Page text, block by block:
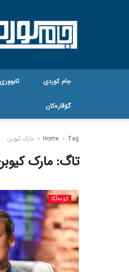
جام کوردی ئابووری
گۆڤاره‌کان
Home Tag مارک کیوبن
تاگ:مارک
کۆمەڵگا